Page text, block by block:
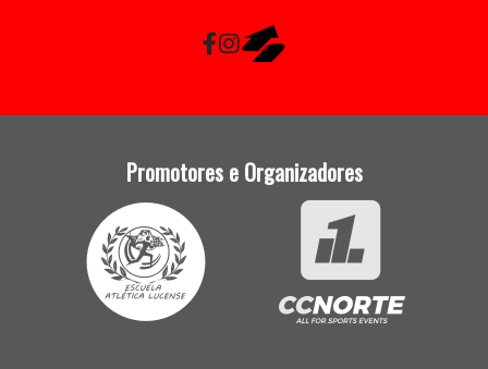
Facebook
InstagramRaceMapp
Promotores e Organizadores